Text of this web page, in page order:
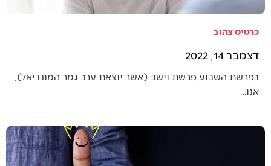
כרטיס צהוב
דצמבר 14, 2022
בפרשת השבוע פרשת וישב (אשר יוצאת ערב גמר המונדיאל),
אנו…